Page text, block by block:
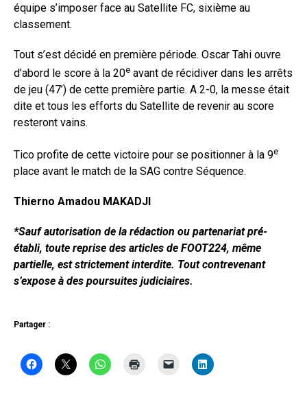
équipe s’imposer face au Satellite FC, sixième au
classement.
Tout s’est décidé en première période. Oscar Tahi ouvre
d’abord le score à la 20e avant de récidiver dans les arrêts
de jeu (47’) de cette première partie. A 2-0, la messe était
dite et tous les efforts du Satellite de revenir au score
resteront vains.
Tico profite de cette victoire pour se positionner à la 9e
place avant le match de la SAG contre Séquence.
Thierno Amadou MAKADJI
*Sauf autorisation de la rédaction ou partenariat pré-
établi, toute reprise des articles de FOOT224, même
partielle, est strictement interdite. Tout contrevenant
s’expose à des poursuites judiciaires.
Partager :